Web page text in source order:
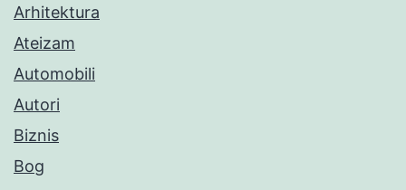
Arhitektura
Ateizam
Automobili
Autori
Biznis
Bog